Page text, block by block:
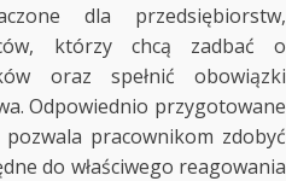
dla przedsiębiorstw,
którzy chcą zadbać o
oraz spełnić obowiązki
Odpowiednio przygotowane
pracownikom zdobyć
do właściwego reagowania